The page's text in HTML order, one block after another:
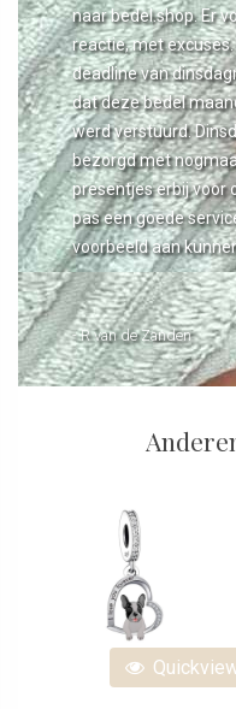
naar bedel.shop. Er
reactie, met
deadline van
dat deze bedel
werd verstuurd.
bezorgd met
presentjes erbij voor
pas een goede
voorbeeld aan
- R van de Zanden